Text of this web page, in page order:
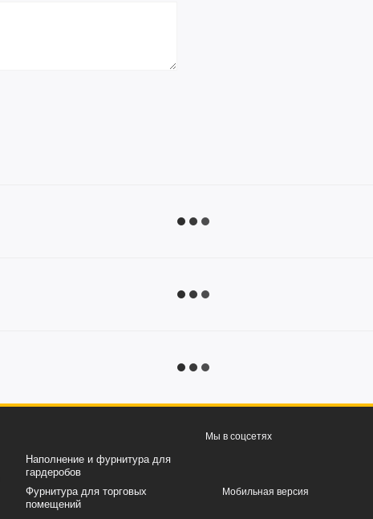
Наполнение и фурнитура для
гардеробов
Фурнитура для торговых
помещений
Мы в соцсетях
Мобильная версия